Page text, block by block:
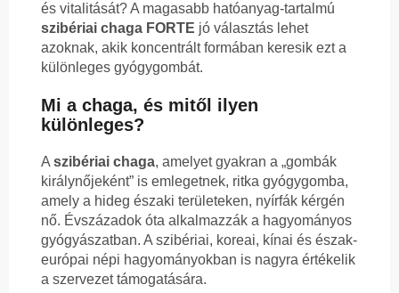
és vitalitását? A magasabb hatóanyag-tartalmú
szibériai chaga FORTE jó választás lehet
azoknak, akik koncentrált formában keresik ezt a
különleges gyógygombát.
Mi a chaga, és mitől ilyen
különleges?
A szibériai chaga, amelyet gyakran a „gombák
királynőjeként” is emlegetnek, ritka gyógygomba,
amely a hideg északi területeken, nyírfák kérgén
nő. Évszázadok óta alkalmazzák a hagyományos
gyógyászatban. A szibériai, koreai, kínai és észak-
európai népi hagyományokban is nagyra értékelik
a szervezet támogatására.